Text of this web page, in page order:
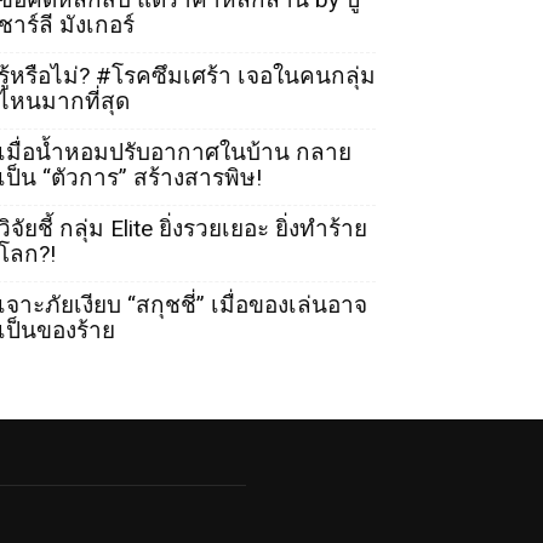
าร์ลี มังเกอร์
หรือไม่? #โรคซึมเศร้า เจอในคนกลุ่ม
หนมากที่สุด
มื่อน้ำหอมปรับอากาศในบ้าน กลาย
ป็น “ตัวการ” สร้างสารพิษ!
จัยชี้ กลุ่ม Elite ยิ่งรวยเยอะ ยิ่งทำร้าย
ลก?!
จาะภัยเงียบ “สกุชชี่” เมื่อของเล่นอาจ
ป็นของร้าย